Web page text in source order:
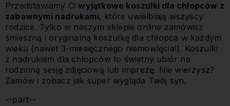
Przedstawiamy Ciwyjątkowe koszulki dla chłopców z
zabawnymi nadrukami, które uwielbiają wszyscy
rodzice. Tylko w naszym sklepie online zamówisz
śmieszną i oryginalną koszulkę dla chłopca w każdym
wieku (nawet 3-miesięcznego niemowlęcia!). Koszulki
z nadrukiem dla chłopców to świetny ubiór na
rodzinną sesję zdjęciową lub imprezę. Nie wierzysz?
Zamów i zobacz jak super wygląda Twój syn.
--part--